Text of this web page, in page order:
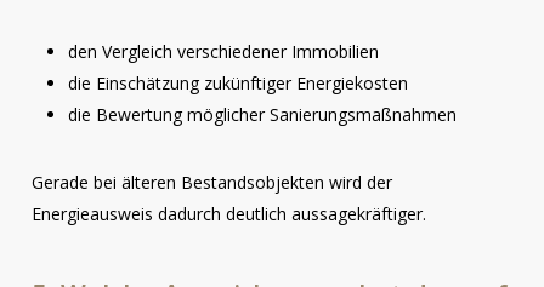
den Vergleich verschiedener Immobilien
die Einschätzung zukünftiger Energiekosten
die Bewertung möglicher Sanierungsmaßnahmen
Gerade bei älteren Bestandsobjekten wird der
Energieausweis dadurch deutlich aussagekräftiger.